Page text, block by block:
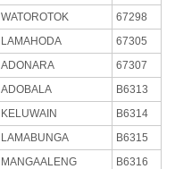
WATOROTOK
67298
LAMAHODA
67305
ADONARA
67307
ADOBALA
B6313
KELUWAIN
B6314
LAMABUNGA
B6315
MANGAALENG
B6316